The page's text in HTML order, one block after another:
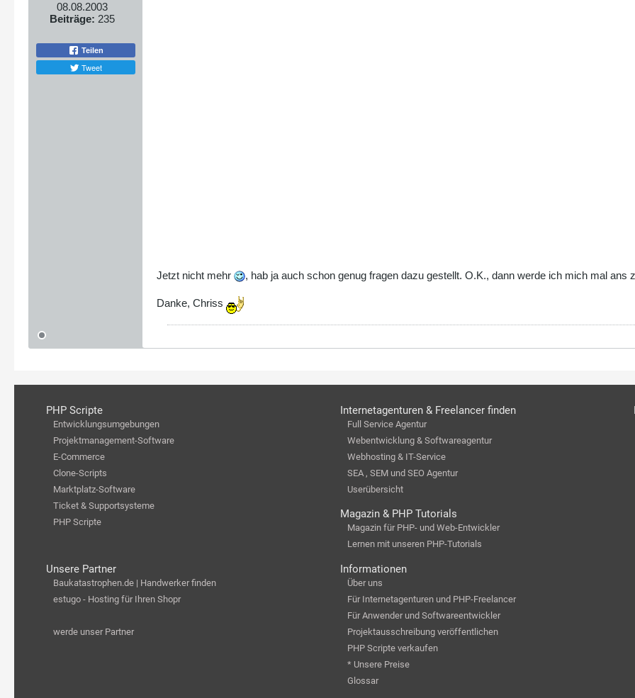
08.08.2003
Beiträge: 235
Teilen
Tweet
Jetzt nicht mehr , hab ja auch schon genug fragen dazu gestellt. O.K., dann werde ich mich mal ans
Danke, Chriss
PHP Scripte
Entwicklungsumgebungen
Projektmanagement-Software
E-Commerce
Clone-Scripts
Marktplatz-Software
Ticket & Supportsysteme
PHP Scripte
Internetagenturen & Freelancer finden
Full Service Agentur
Webentwicklung & Softwareagentur
Webhosting & IT-Service
SEA , SEM und SEO Agentur
Userübersicht
Magazin & PHP Tutorials
Magazin für PHP- und Web-Entwickler
Lernen mit unseren PHP-Tutorials
Unsere Partner
Baukatastrophen.de | Handwerker finden
estugo - Hosting für Ihren Shopr
werde unser Partner
Informationen
Über uns
Für Internetagenturen und PHP-Freelancer
Für Anwender und Softwareentwickler
Projektausschreibung veröffentlichen
PHP Scripte verkaufen
* Unsere Preise
Glossar